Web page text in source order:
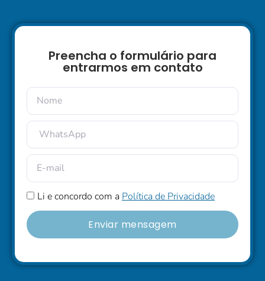
Preencha o formulário para
entrarmos em contato
Li e concordo com a Política de Privacidade
Enviar mensagem